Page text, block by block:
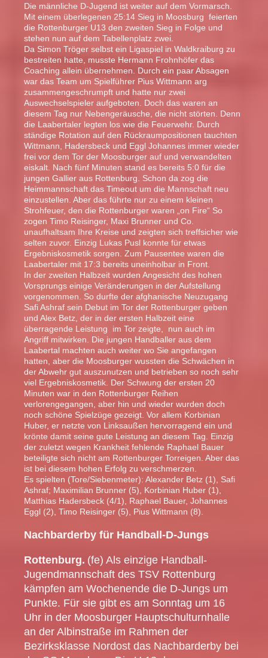
Die männliche D-Jugend ist weiter auf dem Vormarsch.
Mit einem überlegenen 25:14 Sieg in Moosburg feierten
die Rottenburger U13 den zweiten Sieg in Folge und
stehen nun auf dem Tabellenplatz zwei.
Da Simon Tröger selbst ein Ligaspiel in Waldkraiburg zu
bestreiten hatte, musste Hermann Frohnhöfer das
Coaching allein übernehmen. Durch ein paar Absagen
war das Team um Spielführer Pius Wittmann arg
zusammengeschrumpft und hatte nur zwei
Auswechselspieler aufgeboten. Doch das waren an
diesem Tag nur Nebengeräusche, die nicht störten. Denn
die Laabertaler legten los wie die Feuerwehr. Durch
ständige Rotation auf den Rückraumpositionen tauchten
Wittmann, Hadersbeck und Eggl Johannes immer wieder
frei vor dem Tor der Moosburger auf und verwandelten
eiskalt. Nach fünf Minuten stand es bereits 5:0 für die
jungen Gallier aus Rottenburg. Schon da zog die
Heimmannschaft das Timeout um die Mannschaft neu
einzustellen. Aber das führte nur zu einem kleinen
Strohfeuer, den die Rottenburger waren „on Fire“ So
zogen Timo Reisinger, Maxi Brunner und Co.
unaufhaltsam Ihre Kreise und zeigten sich treffsicher wie
selten zuvor. Einzig Lukas Pusl konnte für etwas
Ergebniskosmetik sorgen. Zum Pausentee waren die
Laabertaler mit 17:3 bereits uneinholbar in Front.
In der zweiten Halbzeit wurden Angesicht des hohen
Vorsprungs einige Veränderungen in der Aufstellung
vorgenommen. So durfte der afghanische Neuzugang
Safi Ashraf sein Debut im Tor der Rottenburger geben
und Alex Betz, der in der ersten Halbzeit eine
überragende Leistung im Tor zeigte, nun auch im
Angriff mitwirken. Die jungen Handballer aus dem
Laabertal machten auch weiter wo Sie angefangen
hatten, aber die Moosburger wussten die Schwächen in
der Abwehr gut auszunutzen und betrieben so noch sehr
viel Ergebniskosmetik. Der Schwung der ersten 20
Minuten war in den Rottenburger Reihen
verlorengegangen, aber hin und wieder wurden doch
noch schöne Spielzüge gezeigt. Vor allem Korbinian
Huber, er netzte von Linksaußen hervorragend ein und
krönte damit seine gute Leistung an diesem Tag. Einzig
der zuletzt wegen Krankheit fehlende Raphael Bauer
beteiligte sich nicht am Rottenburger Torreigen. Aber das
ist bei diesem hohen Erfolg zu verschmerzen.
Es spielten (Tore/Siebenmeter): Alexander Betz (1), Safi
Ashraf; Maximilian Brunner (5), Korbinian Huber (1),
Matthias Hadersbeck (4/1), Raphael Bauer, Johannes
Eggl (2), Timo Reisinger (5), Pius Wittmann (8).
Nachbarderby für Handball-D-Jungs
Rottenburg. (fe) Als einzige Handball-
Jugendmannschaft des TSV Rottenburg
kämpfen am Wochenende die D-Jungs um
Punkte. Für sie gibt es am Sonntag um 16
Uhr in der Moosburger Hauptschulturnhalle
an der Albinstraße im Rahmen der
Bezirksklasse Nordost das Nachbarderby bei